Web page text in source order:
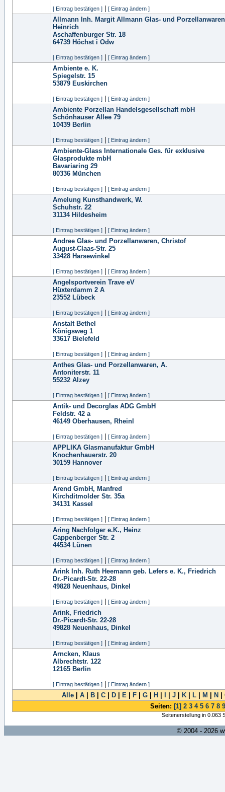
[ Eintrag bestätigen ] [ Eintrag ändern ]
Allmann Inh. Margit Allmann Glas- und
Heinrich
Aschaffenburger Str. 18
64739 Höchst i Odw
[ Eintrag bestätigen ] [ Eintrag ändern ]
Ambiente e. K.
Spiegelstr. 15
53879 Euskirchen
[ Eintrag bestätigen ] [ Eintrag ändern ]
Ambiente Porzellan Handelsgesellschaft mbH
Schönhauser Allee 79
10439 Berlin
[ Eintrag bestätigen ] [ Eintrag ändern ]
Ambiente-Glass Internationale Ges. für exklusive
Glasprodukte mbH
Bavariaring 29
80336 München
[ Eintrag bestätigen ] [ Eintrag ändern ]
Amelung Kunsthandwerk, W.
Schuhstr. 22
31134 Hildesheim
[ Eintrag bestätigen ] [ Eintrag ändern ]
Andree Glas- und Porzellanwaren, Christof
August-Claas-Str. 25
33428 Harsewinkel
[ Eintrag bestätigen ] [ Eintrag ändern ]
Angelsportverein Trave eV
Hüxterdamm 2 A
23552 Lübeck
[ Eintrag bestätigen ] [ Eintrag ändern ]
Anstalt Bethel
Königsweg 1
33617 Bielefeld
[ Eintrag bestätigen ] [ Eintrag ändern ]
Anthes Glas- und Porzellanwaren, A.
Antoniterstr. 11
55232 Alzey
[ Eintrag bestätigen ] [ Eintrag ändern ]
Antik- und Decorglas ADG GmbH
Feldstr. 42 a
46149 Oberhausen, Rheinl
[ Eintrag bestätigen ] [ Eintrag ändern ]
APPLIKA Glasmanufaktur GmbH
Knochenhauerstr. 20
30159 Hannover
[ Eintrag bestätigen ] [ Eintrag ändern ]
Arend GmbH, Manfred
Kirchditmolder Str. 35a
34131 Kassel
[ Eintrag bestätigen ] [ Eintrag ändern ]
Aring Nachfolger e.K., Heinz
Cappenberger Str. 2
44534 Lünen
[ Eintrag bestätigen ] [ Eintrag ändern ]
Arink Inh. Ruth Heemann geb. Lefers e. K., Friedrich
Dr.-Picardt-Str. 22-28
49828 Neuenhaus, Dinkel
[ Eintrag bestätigen ] [ Eintrag ändern ]
Arink, Friedrich
Dr.-Picardt-Str. 22-28
49828 Neuenhaus, Dinkel
[ Eintrag bestätigen ] [ Eintrag ändern ]
Arncken, Klaus
Albrechtstr. 122
12165 Berlin
[ Eintrag bestätigen ] [ Eintrag ändern ]
Alle A B C D E F G H J K L M N
Seiten: [1] 2 3 4 5 6 7 8 9
Seitenerstellung in 0.063
© 2004 - 2026